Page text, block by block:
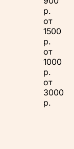
р.
от
1500
р.
от
1000
р.
от
3000
р.